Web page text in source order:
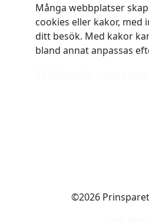
Många webbplatser
cookies eller kakor, med
ditt besök. Med kakor
bland annat anpassas
©2026